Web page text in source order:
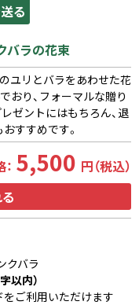
る
バラの花束
ユリとバラをあわせた花
おり、フォーマルな贈り
ゼントにはもちろん、退
すすめです。
5,500 円（税込）
クバラ
以内）
をご利用いただけます